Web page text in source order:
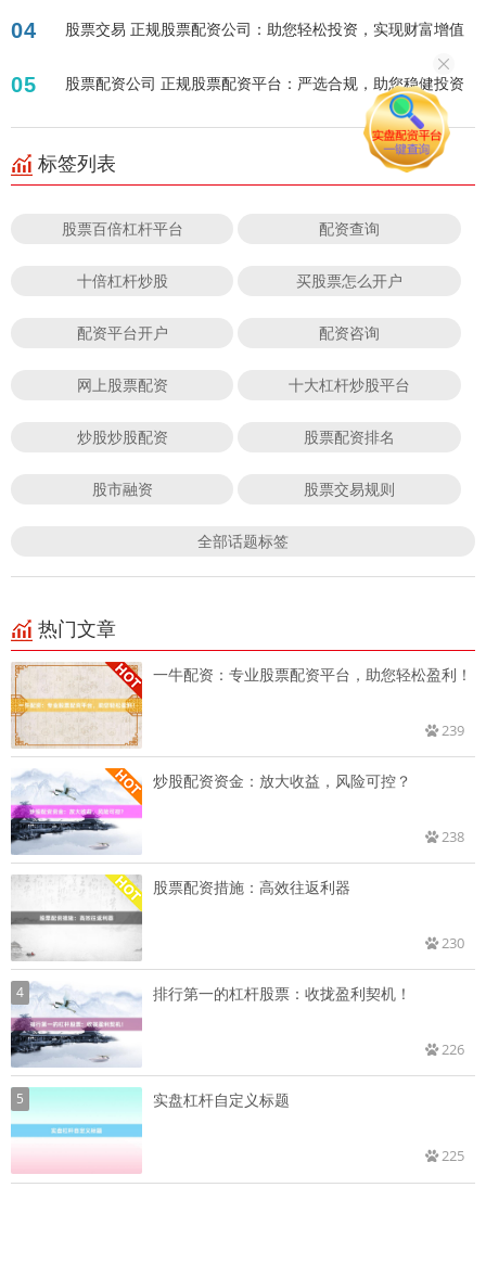
04 股票交易 正规股票配资公司：助您轻松投资，实现财富增值
05 股票配资公司 正规股票配资平台：严选合规，助您稳健投资
标签列表
股票百倍杠杆平台 配资查询
十倍杠杆炒股 买股票怎么开户
配资平台开户 配资咨询
网上股票配资 十大杠杆炒股平台
炒股炒股配资 股票配资排名
股市融资 股票交易规则
全部话题标签
热门文章
一牛配资：专业股票配资平台，助您轻松盈利！
239
炒股配资资金：放大收益，风险可控？
238
股票配资措施：高效往返利器
230
4 排行第一的杠杆股票：收拢盈利契机！
226
5 实盘杠杆自定义标题
225